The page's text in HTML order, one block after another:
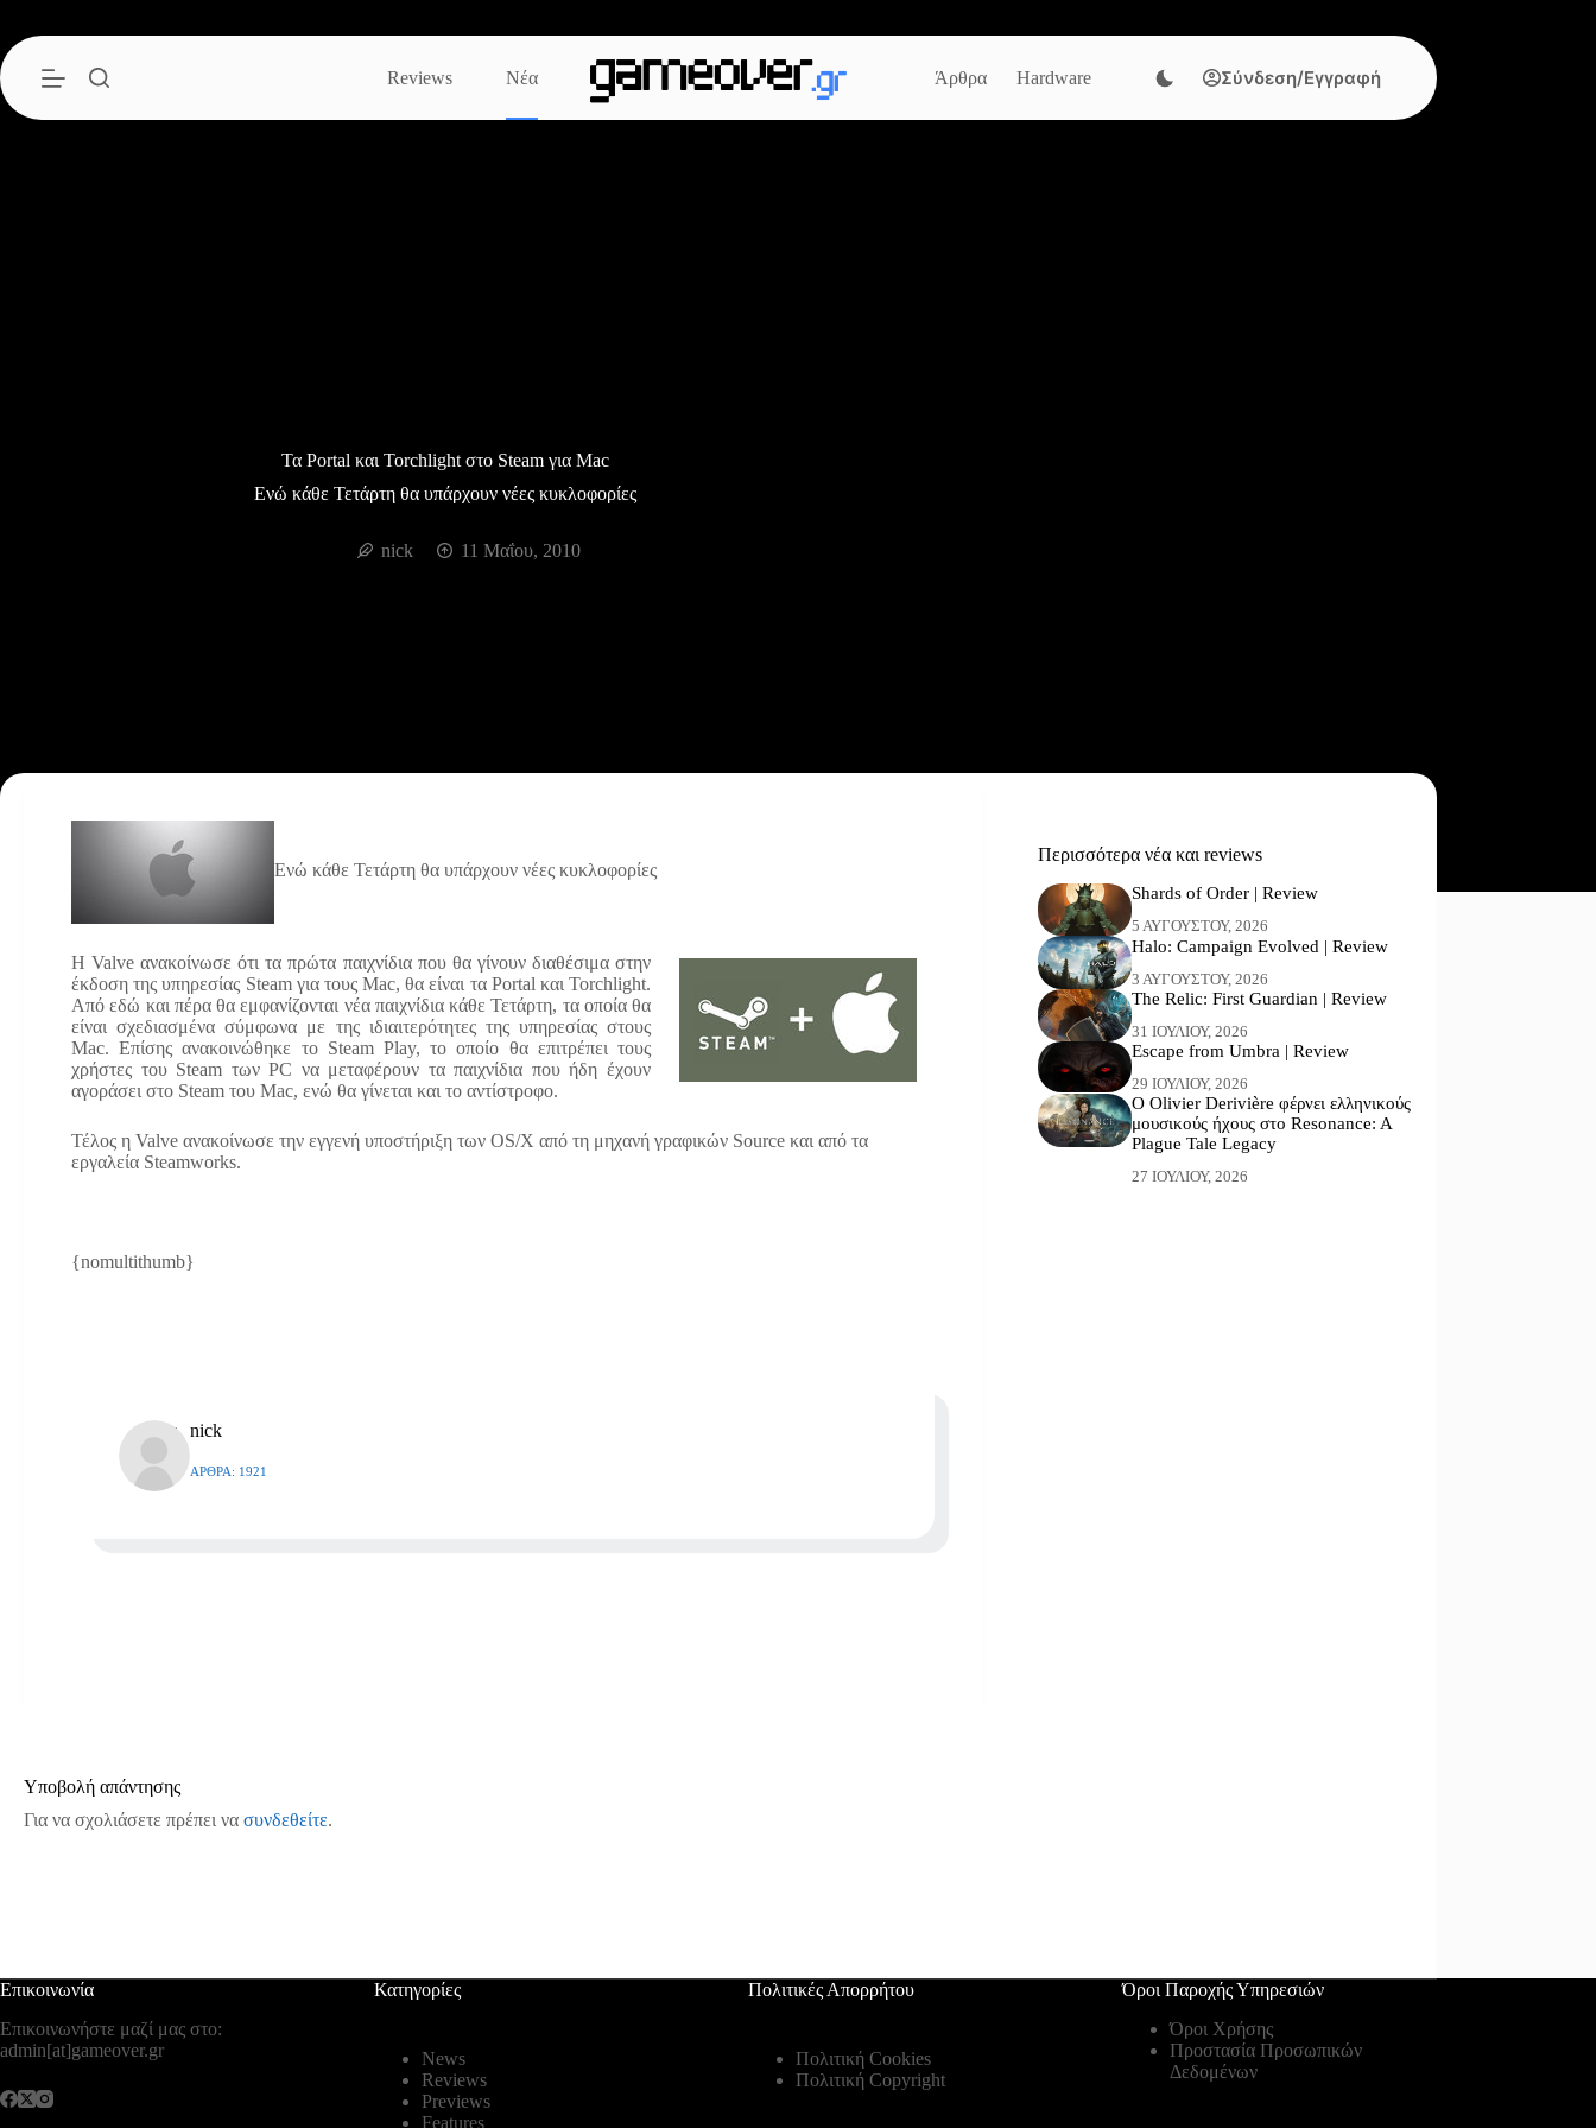
περιεχόμενο
Reviews
Νέα Άρθρα Hardware Σύνδεση/Εγγραφή
Τα Portal και Torchlight στο Steam για Mac
Ενώ κάθε Τετάρτη θα υπάρχουν νέες κυκλοφορίες
nick 11 Μαΐου, 2010
Ενώ κάθε Τετάρτη θα υπάρχουν νέες κυκλοφορίες
H Valve ανακοίνωσε ότι τα πρώτα παιχνίδια που θα γίνουν διαθέσιμα στην
έκδοση της υπηρεσίας Steam για τους Mac, θα είναι τα Portal και Torchlight.
Από εδώ και πέρα θα εμφανίζονται νέα παιχνίδια κάθε Τετάρτη, τα οποία θα
είναι σχεδιασμένα σύμφωνα με της ιδιαιτερότητες της υπηρεσίας στους
Mac. Επίσης ανακοινώθηκε το Steam Play, το οποίο θα επιτρέπει τους
χρήστες του Steam των PC να μεταφέρουν τα παιχνίδια που ήδη έχουν
αγοράσει στο Steam του Mac, ενώ θα γίνεται και το αντίστροφο.
Τέλος η Valve ανακοίνωσε την εγγενή υποστήριξη των OS/X από τη μηχανή γραφικών Source και από τα
εργαλεία Steamworks.
{nomultithumb}
nick
ΆΡΘΡΑ: 1921
Περισσότερα νέα και reviews
Shards of Order | Review
5 ΑΥΓΟΎΣΤΟΥ, 2026
Halo: Campaign Evolved | Review
3 ΑΥΓΟΎΣΤΟΥ, 2026
The Relic: First Guardian | Review
31 ΙΟΥΛΊΟΥ, 2026
Escape from Umbra | Review
29 ΙΟΥΛΊΟΥ, 2026
Ο Olivier Derivière φέρνει ελληνικούς
μουσικούς ήχους στο Resonance: A
Plague Tale Legacy
27 ΙΟΥΛΊΟΥ, 2026
Υποβολή απάντησης
Για να σχολιάσετε πρέπει να συνδεθείτε.
Επικοινωνία
Επικοινωνήστε μαζί μας στο:
admin[at]gameover.gr
Κατηγορίες
News
Reviews
Previews
Features
Πολιτικές Απορρήτου
Πολιτική Cookies
Πολιτική Copyright
Όροι Παροχής Υπηρεσιών
Όροι Χρήσης
Προστασία Προσωπικών
Δεδομένων